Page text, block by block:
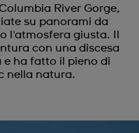
River Gorge,
su panorami da
l'atmosfera giusta. Il
con una discesa
ha fatto il pieno di
nella natura.